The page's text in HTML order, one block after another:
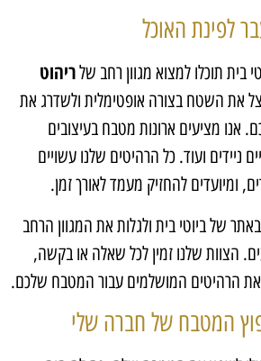
לפינת האוכל
בית תוכלו למצוא מגוון רחב שלריהוט
את השטח בצורה אופטימלית ולשדרג את
מציעים ארונות מטבח בעיצובים
ניידים ועוד. כל הרהיטים שלנו עשויים
ומיועדים להחזיק מעמד לאורך זמן.
של ביוטי בית ולגלות את המגוון הרחב
הצוות שלנו זמין לכל שאלה או בקשה,
את הרהיטים המושלמים עבור המטבח שלכם.
המטבח של חברה שלי